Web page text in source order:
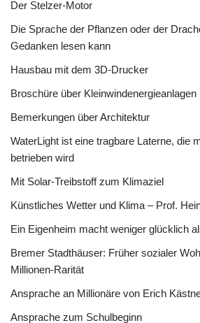
Der Stelzer-Motor
Die Sprache der Pflanzen oder der
Gedanken lesen kann
Hausbau mit dem 3D-Drucker
Broschüre über Kleinwindenergieanlagen
Bemerkungen über Architektur
WaterLight ist eine tragbare Laterne, die
betrieben wird
Mit Solar-Treibstoff zum Klimaziel
Künstliches Wetter und Klima – Prof.
Ein Eigenheim macht weniger glücklich
Bremer Stadthäuser: Früher sozialer
Millionen-Rarität
Ansprache an Millionäre von Erich
Ansprache zum Schulbeginn